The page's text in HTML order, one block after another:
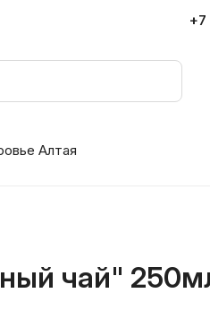
Алтая
чай"